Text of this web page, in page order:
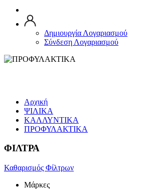
Δημιουργία Λογαριασμού
Σύνδεση Λογαριασμού
Αρχική
ΨΙΛΙΚΑ
ΚΑΛΛΥΝΤΙΚΑ
ΠΡΟΦΥΛΑΚΤΙΚΑ
ΦΙΛΤΡΑ
Καθαρισμός Φίλτρων
Μάρκες